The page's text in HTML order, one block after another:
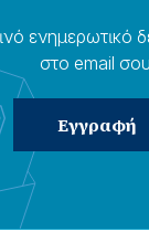
ενημερωτɩκό
στο email